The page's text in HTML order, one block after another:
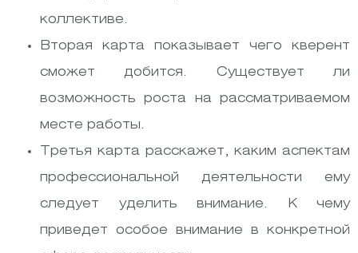
коллективе.
Вторая карта показывает чего кверент
сможет добится. Существует ли
возможность роста на рассматриваемом
месте работы.
Третья карта расскажет, каким аспектам
профессиональной деятельности ему
следует уделить внимание. К чему
приведет особое внимание в конкретной